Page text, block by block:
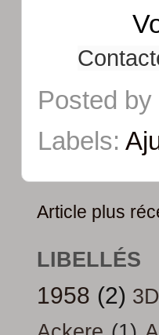
Posted by
Labels:
Article plus
LIBELLÉS
1958 (2)